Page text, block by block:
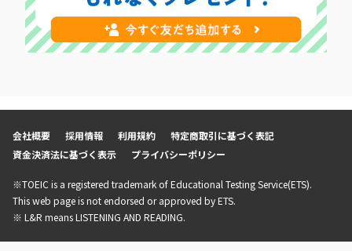
会社概要 採用情報 利用規約
特定商取引に基づく表記
資金決済法に基づく表示
プライバシーポリシー
※TOEIC is a registered trademark of Educational Testing Service(ETS).
This web page is not endorsed or approved by ETS.
※ L&R means LISTENING AND READING.